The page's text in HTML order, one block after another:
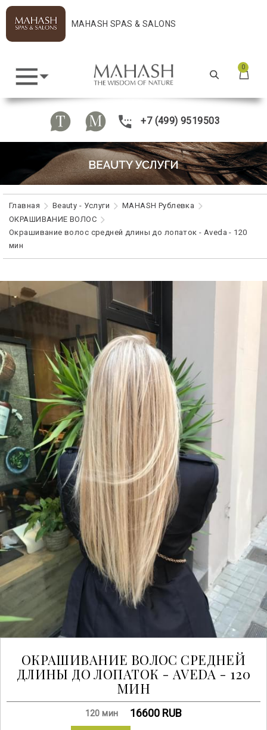
MAHASH SPAS & SALONS
0
+7 (499) 9519503
Главная Beauty - Услуги
MAHASH Рублевка
ОКРАШИВАНИЕ ВОЛОС
Окрашивание волос средней длины до лопаток - Aveda - 120
мин
ОКРАШИВАНИЕ ВОЛОС СРЕДНЕЙ
ДЛИНЫ ДО ЛОПАТОК - AVEDA - 120
МИН
120 мин 16600 RUB